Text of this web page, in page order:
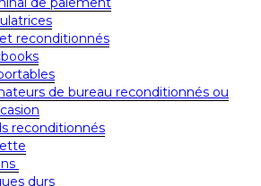
reconditionnés
de bureau reconditionnés ou
reconditionnés
durs